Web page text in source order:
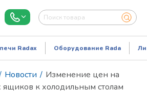
Radax Оборудование Rada
Новости / Изменение цен на
к холодильным столам